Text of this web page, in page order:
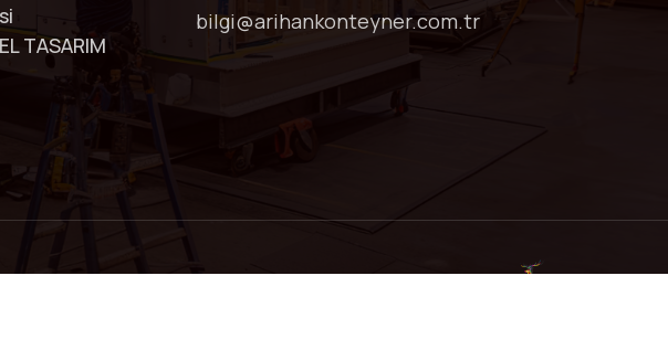
TASARIM
bilgi@arihankonteyner.com.tr